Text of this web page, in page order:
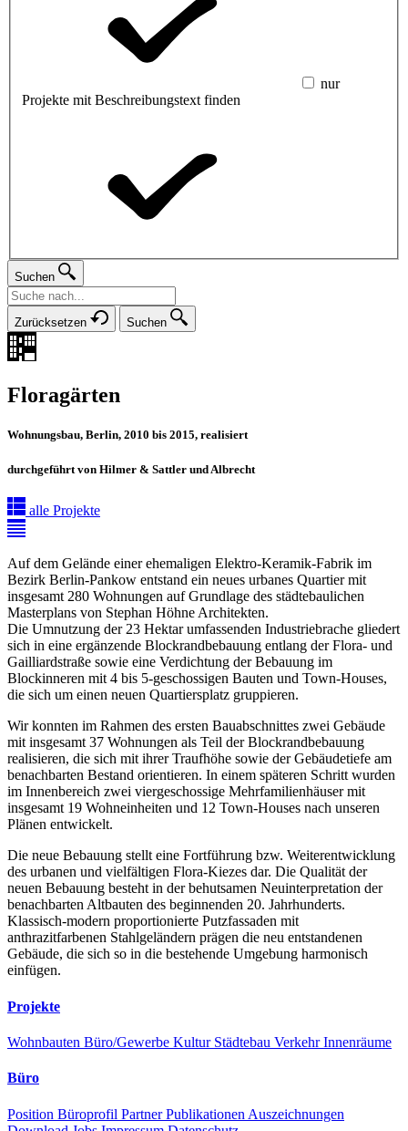
nur
Projekte mit Beschreibungstext finden
Suchen
Zurücksetzen Suchen
Floragärten
Wohnungsbau, Berlin, 2010 bis 2015, realisiert
durchgeführt von Hilmer & Sattler und Albrecht
alle Projekte
Auf dem Gelände einer ehemaligen Elektro-Keramik-Fabrik im
Bezirk Berlin-Pankow entstand ein neues urbanes Quartier mit
insgesamt 280 Wohnungen auf Grundlage des städtebaulichen
Masterplans von Stephan Höhne Architekten.
Die Umnutzung der 23 Hektar umfassenden Industriebrache gliedert
sich in eine ergänzende Blockrandbebauung entlang der Flora- und
Gailliardstraße sowie eine Verdichtung der Bebauung im
Blockinneren mit 4 bis 5-geschossigen Bauten und Town-Houses,
die sich um einen neuen Quartiersplatz gruppieren.
Wir konnten im Rahmen des ersten Bauabschnittes zwei Gebäude
mit insgesamt 37 Wohnungen als Teil der Blockrandbebauung
realisieren, die sich mit ihrer Traufhöhe sowie der Gebäudetiefe am
benachbarten Bestand orientieren. In einem späteren Schritt wurden
im Innenbereich zwei viergeschossige Mehrfamilienhäuser mit
insgesamt 19 Wohneinheiten und 12 Town-Houses nach unseren
Plänen entwickelt.
Die neue Bebauung stellt eine Fortführung bzw. Weiterentwicklung
des urbanen und vielfältigen Flora-Kiezes dar. Die Qualität der
neuen Bebauung besteht in der behutsamen Neuinterpretation der
benachbarten Altbauten des beginnenden 20. Jahrhunderts.
Klassisch-modern proportionierte Putzfassaden mit
anthrazitfarbenen Stahlgeländern prägen die neu entstandenen
Gebäude, die sich so in die bestehende Umgebung harmonisch
einfügen.
Projekte
Wohnbauten Büro/Gewerbe Kultur Städtebau VerkehrInnenräume
Büro
Position Büroprofil PartnerPublikationen Auszeichnungen